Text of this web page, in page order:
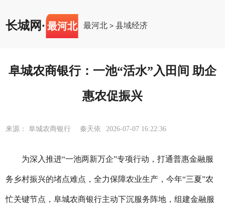
长城网· 最河北 最河北 >县域经济
阜城农商银行：一池“活水”入田间 助企
惠农促振兴
来源： 阜城农商银行 秦天依 2026-07-07 16:22:36
为深入推进“一池两新万企”专项行动，打通普惠金融服
务乡村振兴的堵点难点，全力保障农业生产，今年“三夏”农
忙关键节点，阜城农商银行主动下沉服务阵地，组建金融服